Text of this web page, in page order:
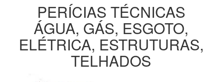
PERÍCIAS TÉCNICAS
ÁGUA, GÁS, ESGOTO,
ELÉTRICA, ESTRUTURAS,
TELHADOS